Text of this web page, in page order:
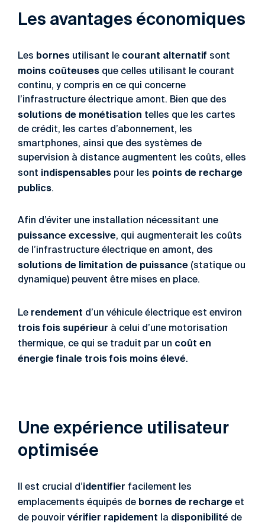
Les avantages économiques
Les bornes utilisant le courant alternatif sont
moins coûteuses que celles utilisant le courant
continu, y compris en ce qui concerne
l’infrastructure électrique amont. Bien que des
solutions de monétisation telles que les cartes
de crédit, les cartes d’abonnement, les
smartphones, ainsi que des systèmes de
supervision à distance augmentent les coûts, elles
sont indispensables pour les points de recharge
publics.
Afin d’éviter une installation nécessitant une
puissance excessive, qui augmenterait les coûts
de l’infrastructure électrique en amont, des
solutions de limitation de puissance (statique ou
dynamique) peuvent être mises en place.
Le rendement d’un véhicule électrique est environ
trois fois supérieur à celui d’une motorisation
thermique, ce qui se traduit par un coût en
énergie finale trois fois moins élevé.
Une expérience utilisateur
optimisée
Il est crucial d’identifier facilement les
emplacements équipés de bornes de recharge et
de pouvoir vérifier rapidement la disponibilité de